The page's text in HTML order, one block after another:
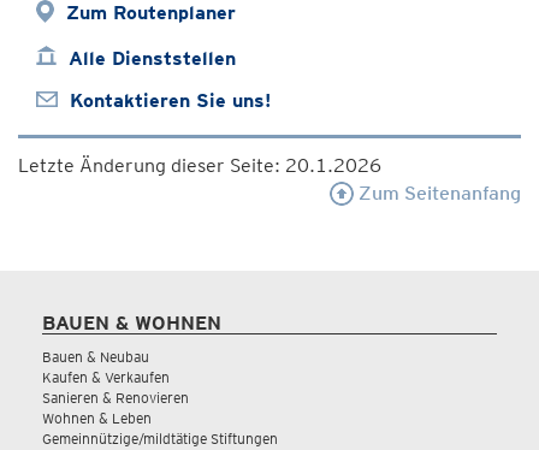
Zum Routenplaner
Alle Dienststellen
Kontaktieren Sie uns!
Letzte Änderung dieser Seite: 20.1.2026
Zum Seitenanfang
BAUEN & WOHNEN
Bauen & Neubau
Kaufen & Verkaufen
Sanieren & Renovieren
Wohnen & Leben
Gemeinnützige/mildtätige Stiftungen